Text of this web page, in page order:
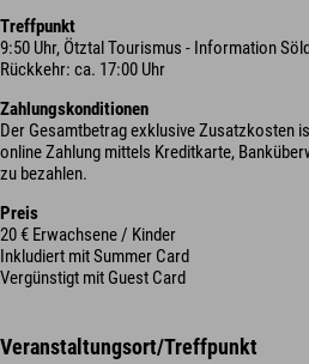
Treffpunkt
9:50 Uhr, Ötztal Tourismus - Information
Rückkehr: ca. 17:00 Uhr
Zahlungskonditionen
Der Gesamtbetrag exklusive Zusatzkosten
online Zahlung mittels Kreditkarte,
zu bezahlen.
Preis
20 € Erwachsene / Kinder
Inkludiert mit Summer Card
Vergünstigt mit Guest Card
Veranstaltungsort/Treffpunkt